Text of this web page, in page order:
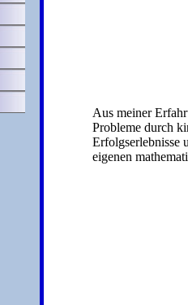
Aus meiner
Probleme durch
Erfolgserlebnisse
eigenen